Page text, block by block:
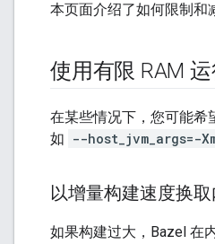
本页面介绍了如何限制和
使用有限 RAM 运
在某些情况下，您可能希
如 --host_jvm_args=-
以增量构建速度换
如果构建过大，Bazel 在